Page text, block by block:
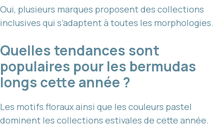
Oui, plusieurs marques proposent des collections
inclusives qui s’adaptent à toutes les morphologies.
Quelles tendances sont
populaires pour les bermudas
longs cette année ?
Les motifs floraux ainsi que les couleurs pastel
dominent les collections estivales de cette année.